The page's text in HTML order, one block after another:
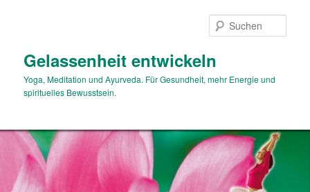
Gelassenheit entwickeln
Yoga, Meditation und Ayurveda. Für Gesundheit, mehr Energie und
spirituelles Bewusstsein.